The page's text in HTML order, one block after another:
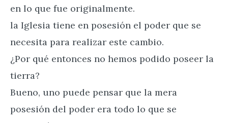
en lo que fue originalmente.
la Iglesia tiene en posesión el poder que se
necesita para realizar este cambio.
¿Por qué entonces no hemos podido poseer la
tierra?
Bueno, uno puede pensar que la mera
posesión del poder era todo lo que se